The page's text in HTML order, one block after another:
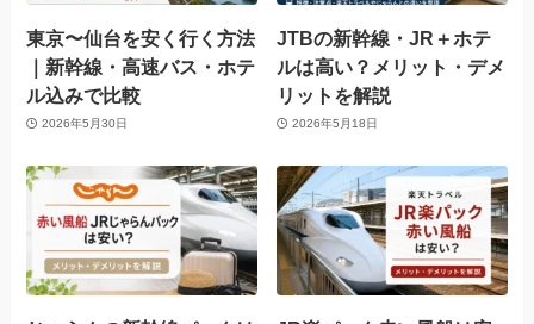
東京〜仙台を安く行く方法
｜新幹線・高速バス・ホテ
ル込みで比較
2026年5月30日
JTBの新幹線・JR＋ホテ
ルは高い？メリット・デメ
リットを解説
2026年5月18日